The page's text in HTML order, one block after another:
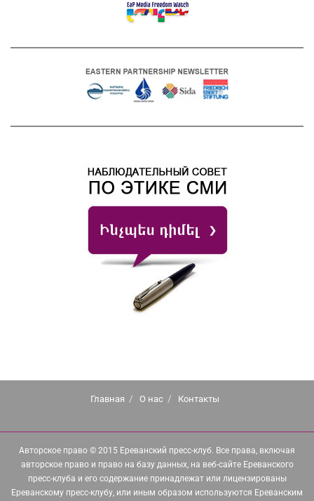
Главная О нас Контакты
Авторское право © 2015 Ереванский пресс-клуб. Все права, включая
авторское право и право на базу данных, на веб-сайте Ереванского
пресс-клуба и его содержание принадлежат или лицензированы
Ереванскому пресс-клубу, или иным образом используются Ереванским